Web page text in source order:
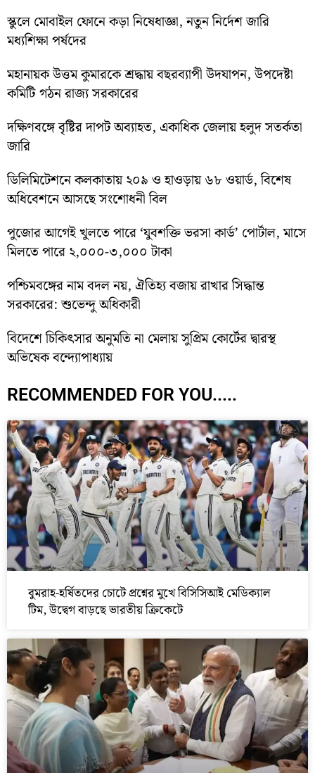
স্কুলে মোবাইল ফোনে কড়া নিষেধাজ্ঞা, নতুন নির্দেশ জারি
মধ্যশিক্ষা পর্ষদের
মহানায়ক উত্তম কুমারকে শ্রদ্ধায় বছরব্যাপী উদযাপন, উপদেষ্টা
কমিটি গঠন রাজ্য সরকারের
দক্ষিণবঙ্গে বৃষ্টির দাপট অব্যাহত, একাধিক জেলায় হলুদ সতর্কতা
জারি
ডিলিমিটেশনে কলকাতায় ২০৯ ও হাওড়ায় ৬৮ ওয়ার্ড, বিশেষ
অধিবেশনে আসছে সংশোধনী বিল
পুজোর আগেই খুলতে পারে ‘যুবশক্তি ভরসা কার্ড’ পোর্টাল, মাসে
মিলতে পারে ২,০০০-৩,০০০ টাকা
পশ্চিমবঙ্গের নাম বদল নয়, ঐতিহ্য বজায় রাখার সিদ্ধান্ত
সরকারের: শুভেন্দু অধিকারী
বিদেশে চিকিৎসার অনুমতি না মেলায় সুপ্রিম কোর্টের দ্বারস্থ
অভিষেক বন্দ্যোপাধ্যায়
RECOMMENDED FOR YOU.....
বুমরাহ-হর্ষিতদের চোটে প্রশ্নের মুখে বিসিসিআই মেডিক্যাল
টিম, উদ্বেগ বাড়ছে ভারতীয় ক্রিকেটে